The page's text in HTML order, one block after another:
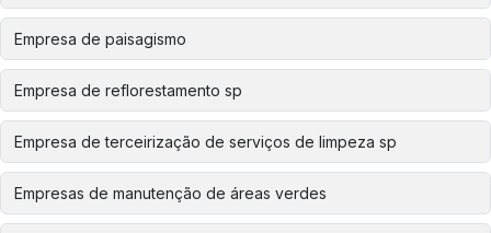
Empresa de paisagismo
Empresa de reflorestamento sp
Empresa de terceirização de serviços de limpeza sp
Empresas de manutenção de áreas verdes